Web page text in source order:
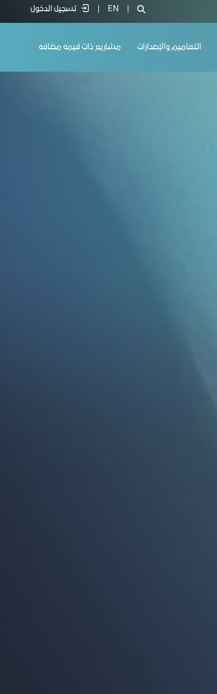
EN تسجيل الدخول
التعاميم والإصدارات مشاريع ذات قيمه مضافه